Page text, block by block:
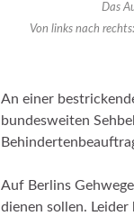
Das
Von links nach
An einer
bundesweiten
Auf Berlins
dienen sollen.